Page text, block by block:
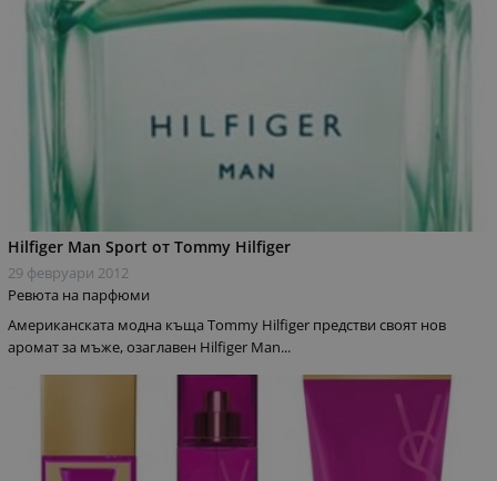
Hilfiger Man Sport от Tommy Hilfiger
29 февруари 2012
Ревюта на парфюми
Американската модна къща Tommy Hilfiger предстви своят нов
аромат за мъже, озаглавен Hilfiger Man...